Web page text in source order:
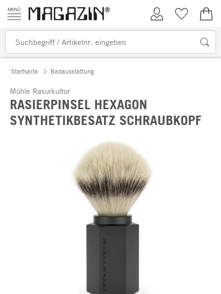
Zum Inhalt springen
Kundenkonto
Merkliste
Startseite Badausstattung
Mühle Rasurkultur
RASIERPINSEL HEXAGON
SYNTHETIKBESATZ SCHRAUBKOPF